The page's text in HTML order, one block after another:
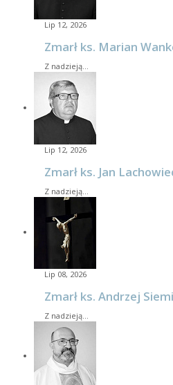
Lip 12, 2026
Zmarł ks. Marian
Z nadzieją…
Lip 12, 2026
Zmarł ks. Jan
Z nadzieją…
Lip 08, 2026
Zmarł ks. Andrzej
Z nadzieją…